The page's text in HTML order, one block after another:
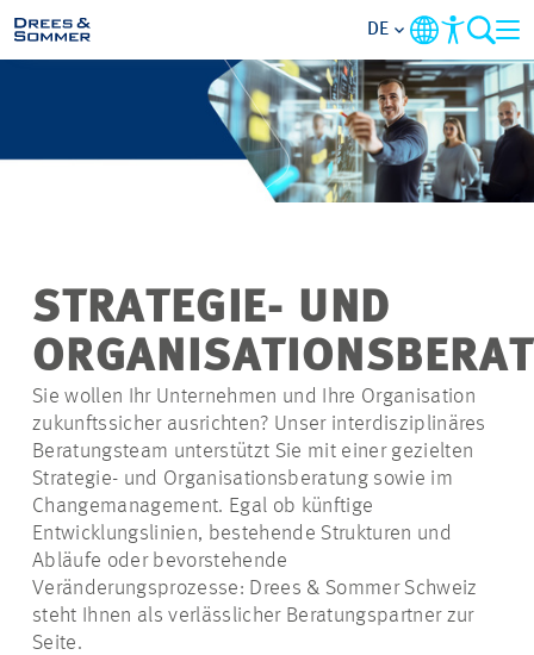
BRANCHEN
LEISTUNGEN
IM FOKUS
KONTAKT
KARRIERE
PROJEKTE
DE
STRATEGIE- UND
Sie wollen Ihr Unternehmen und Ihre Organisation
zukunftssicher ausrichten? Unser interdisziplinäres
Beratungsteam unterstützt Sie mit einer gezielten
Strategie- und Organisationsberatung sowie im
Changemanagement. Egal ob künftige
Entwicklungslinien, bestehende Strukturen und
Abläufe oder bevorstehende
Veränderungsprozesse: Drees & Sommer Schweiz
steht Ihnen als verlässlicher Beratungspartner zur
Seite.